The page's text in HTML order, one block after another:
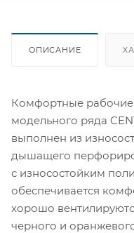
ОПИСАНИЕ
Комфортные рабочие
модельного ряда
выполнен из
дышащего
с износостойким
обеспечивается
хорошо
черного и